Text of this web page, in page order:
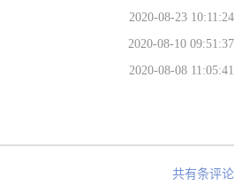
2020-08-23 10:11:24
2020-08-10 09:51:37
2020-08-08 11:05:41
共有条评论